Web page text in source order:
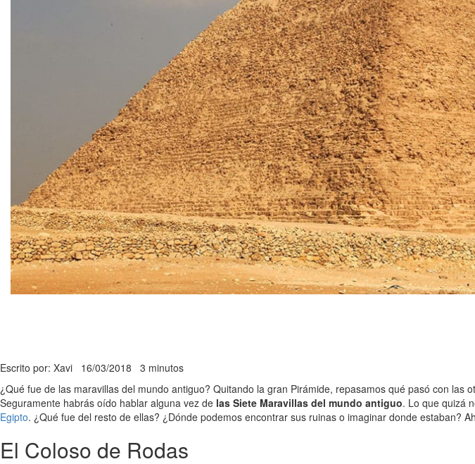
Escrito por: Xavi 16/03/2018 3 minutos
¿Qué fue de las maravillas del mundo antiguo? Quitando la gran Pirámide, repasamos qué pasó con las
Seguramente habrás oído hablar alguna vez de las Siete Maravillas del mundo antiguo. Lo que quizá
Egipto. ¿Qué fue del resto de ellas? ¿Dónde podemos encontrar sus ruinas o imaginar donde estaban?
El Coloso de Rodas